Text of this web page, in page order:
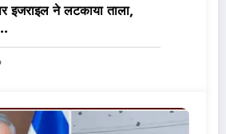
इजराइल ने लटकाया ताला,